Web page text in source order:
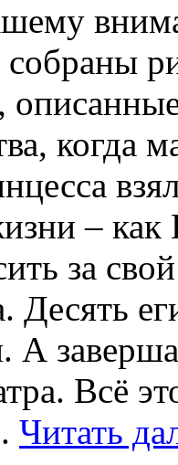
когда
– как
за
Десять
А
Всё
Читать